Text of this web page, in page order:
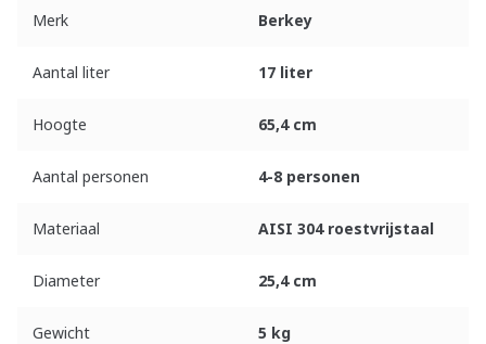
Merk Berkey
Aantal liter 17 liter
Hoogte 65,4 cm
Aantal personen 4-8 personen
Materiaal AISI 304 roestvrijstaal
Diameter 25,4 cm
Gewicht 5 kg